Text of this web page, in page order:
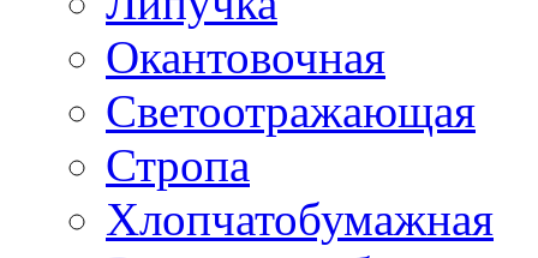
Окантовочная
Светоотражающая
Стропа
Хлопчатобумажная